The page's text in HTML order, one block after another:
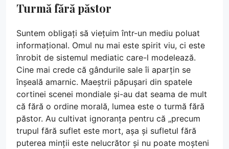
Turmă fără păstor
Suntem obligați să viețuim într-un mediu poluat
informațional. Omul nu mai este spirit viu, ci este
înrobit de sistemul mediatic care-l modelează.
Cine mai crede că gândurile sale îi aparțin se
înșeală amarnic. Maeștrii păpușari din spatele
cortinei scenei mondiale și-au dat seama de mult
că fără o ordine morală, lumea este o turmă fără
păstor. Au cultivat ignoranța pentru că „precum
trupul fără suflet este mort, așa și sufletul fără
puterea minții este nelucrător și nu poate moșteni